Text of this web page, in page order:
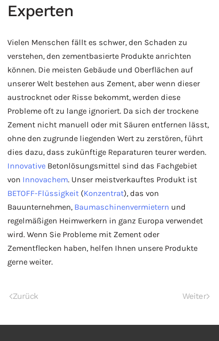
Experten
Vielen Menschen fällt es schwer, den Schaden zu
verstehen, den zementbasierte Produkte anrichten
können. Die meisten Gebäude und Oberflächen auf
unserer Welt bestehen aus Zement, aber wenn dieser
austrocknet oder Risse bekommt, werden diese
Probleme oft zu lange ignoriert. Da sich der trockene
Zement nicht manuell oder mit Säuren entfernen lässt,
ohne den zugrunde liegenden Wert zu zerstören, führt
dies dazu, dass zukünftige Reparaturen teurer werden.
Innovative Betonlösungsmittel sind das Fachgebiet
von Innovachem. Unser meistverkauftes Produkt ist
BETOFF-Flüssigkeit (Konzentrat), das von
Bauunternehmen, Baumaschinenvermietern und
regelmäßigen Heimwerkern in ganz Europa verwendet
wird. Wenn Sie Probleme mit Zement oder
Zementflecken haben, helfen Ihnen unsere Produkte
gerne weiter.
Zurück Weiter